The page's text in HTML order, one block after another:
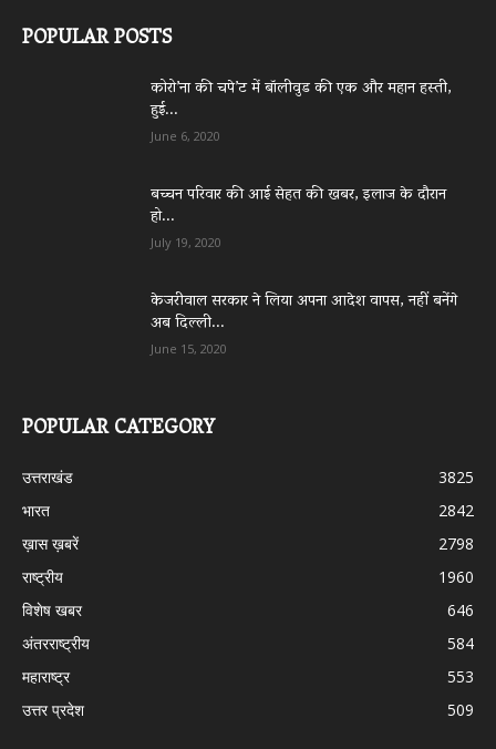
POPULAR POSTS
कोरो’ना की चपे’ट में बॉलीवुड की एक और महान हस्ती,
हुई...
June 6, 2020
बच्चन परिवार की आई सेहत की खबर, इलाज के दौरान
हो...
July 19, 2020
केजरीवाल सरकार ने लिया अपना आदेश वापस, नहीं बनेंगे
अब दिल्ली...
June 15, 2020
POPULAR CATEGORY
उत्तराखंड
3825
भारत
2842
ख़ास ख़बरें
2798
राष्ट्रीय
1960
विशेष खबर
646
अंतरराष्ट्रीय
584
महाराष्ट्र
553
उत्तर प्रदेश
509